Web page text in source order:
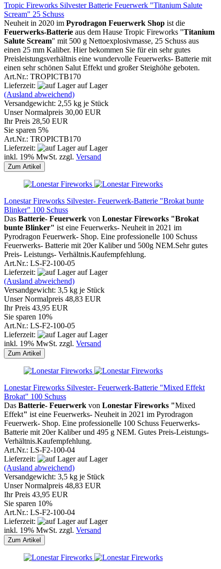
Tropic Fireworks Silvester Batterie Feuerwerk "Titanium Salute
Scream" 25 Schuss
Neuheit in 2020 im Pyrodragon Feuerwerk Shop ist die
Feuerwerks-Batterie aus dem Hause Tropic Fireworks "Titanium
Salute Scream" mit 500 g Nettoexplosivmasse, 25 Schuss aus
einen 25 mm Kaliber. Hier bekommen Sie für ein sehr gutes
Preisleistungsverhältnis eine wundervolle Feuerwerks- Batterie mit
einen sehr schönen Salut Effekt und großer Steighöhe geboten.
Art.Nr.: TROPICTB170
Lieferzeit:
auf Lager
(Ausland abweichend)
Versandgewicht: 2,55 kg je Stück
Unser Normalpreis 30,00 EUR
Ihr Preis 28,50 EUR
Sie sparen 5%
Art.Nr.: TROPICTB170
Lieferzeit:
auf Lager
inkl. 19% MwSt. zzgl. Versand
Zum Artikel
Lonestar Fireworks Silvester- Feuerwerk-Batterie "Brokat bunte
Blinker" 100 Schuss
Das Batterie- Feuerwerk von Lonestar Fireworks "Brokat
bunte Blinker" ist eine Feuerwerks- Neuheit in 2021 im
Pyrodragon Feuerwerk- Shop. Eine professionelle 100 Schuss
Feuerwerks- Batterie mit 20er Kaliber und 500g NEM.Sehr gutes
Preis- Leistungs- Verhältnis.Kaufempfehlung.
Art.Nr.: LS-F2-100-05
Lieferzeit:
auf Lager
(Ausland abweichend)
Versandgewicht: 3,5 kg je Stück
Unser Normalpreis 48,83 EUR
Ihr Preis 43,95 EUR
Sie sparen 10%
Art.Nr.: LS-F2-100-05
Lieferzeit:
auf Lager
inkl. 19% MwSt. zzgl. Versand
Zum Artikel
Lonestar Fireworks Silvester- Feuerwerk-Batterie "Mixed Effekt
Brokat" 100 Schuss
Das Batterie- Feuerwerk von Lonestar Fireworks "Mixed
Effekt" ist eine Feuerwerks- Neuheit in 2021 im Pyrodragon
Feuerwerk- Shop. Eine professionelle 100 Schuss Feuerwerks-
Batterie mit 20er Kaliber und 495 g NEM. Gutes Preis-Leistungs-
Verhältnis.Kaufempfehlung.
Art.Nr.: LS-F2-100-04
Lieferzeit:
auf Lager
(Ausland abweichend)
Versandgewicht: 3,5 kg je Stück
Unser Normalpreis 48,83 EUR
Ihr Preis 43,95 EUR
Sie sparen 10%
Art.Nr.: LS-F2-100-04
Lieferzeit:
auf Lager
inkl. 19% MwSt. zzgl. Versand
Zum Artikel